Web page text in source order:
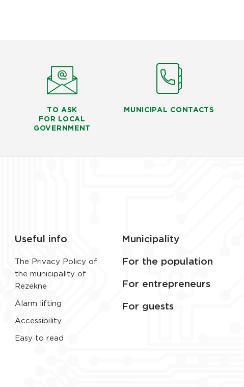
TO ASK
FOR LOCAL
GOVERNMENT
MUNICIPAL CONTACTS
Useful info
The Privacy Policy of
the municipality of
Rezekne
Alarm lifting
Accessibility
Easy to read
Municipality
For the population
For entrepreneurs
For guests